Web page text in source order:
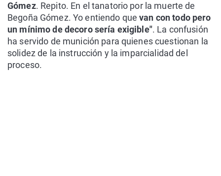
Gómez. Repito. En el tanatorio por la muerte de
Begoña Gómez. Yo entiendo que van con todo pero
un mínimo de decoro sería exigible". La confusión
ha servido de munición para quienes cuestionan la
solidez de la instrucción y la imparcialidad del
proceso.